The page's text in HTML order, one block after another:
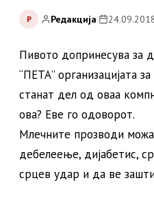
Р Редакција|
Пивото допринесува за
“ПЕТА” организацијата
станат дел од оваа
ова? Еве го одоворот.
Млечните прозводи
дебелеење, дијабетис,
срцев удар и да ве